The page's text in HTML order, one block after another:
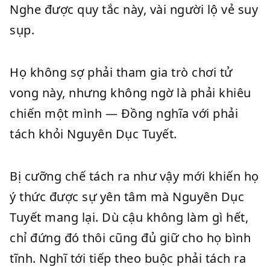
Nghe được quy tắc này, vài người lộ vẻ suy
sụp.
Họ không sợ phải tham gia trò chơi tử
vong này, nhưng không ngờ là phải khiêu
chiến một mình — Đồng nghĩa với phải
tách khỏi Nguyên Dục Tuyết.
Bị cưỡng chế tách ra như vậy mới khiến họ
ý thức được sự yên tâm mà Nguyên Dục
Tuyết mang lại. Dù cậu không làm gì hết,
chỉ đứng đó thôi cũng đủ giữ cho họ bình
tĩnh. Nghĩ tới tiếp theo buộc phải tách ra